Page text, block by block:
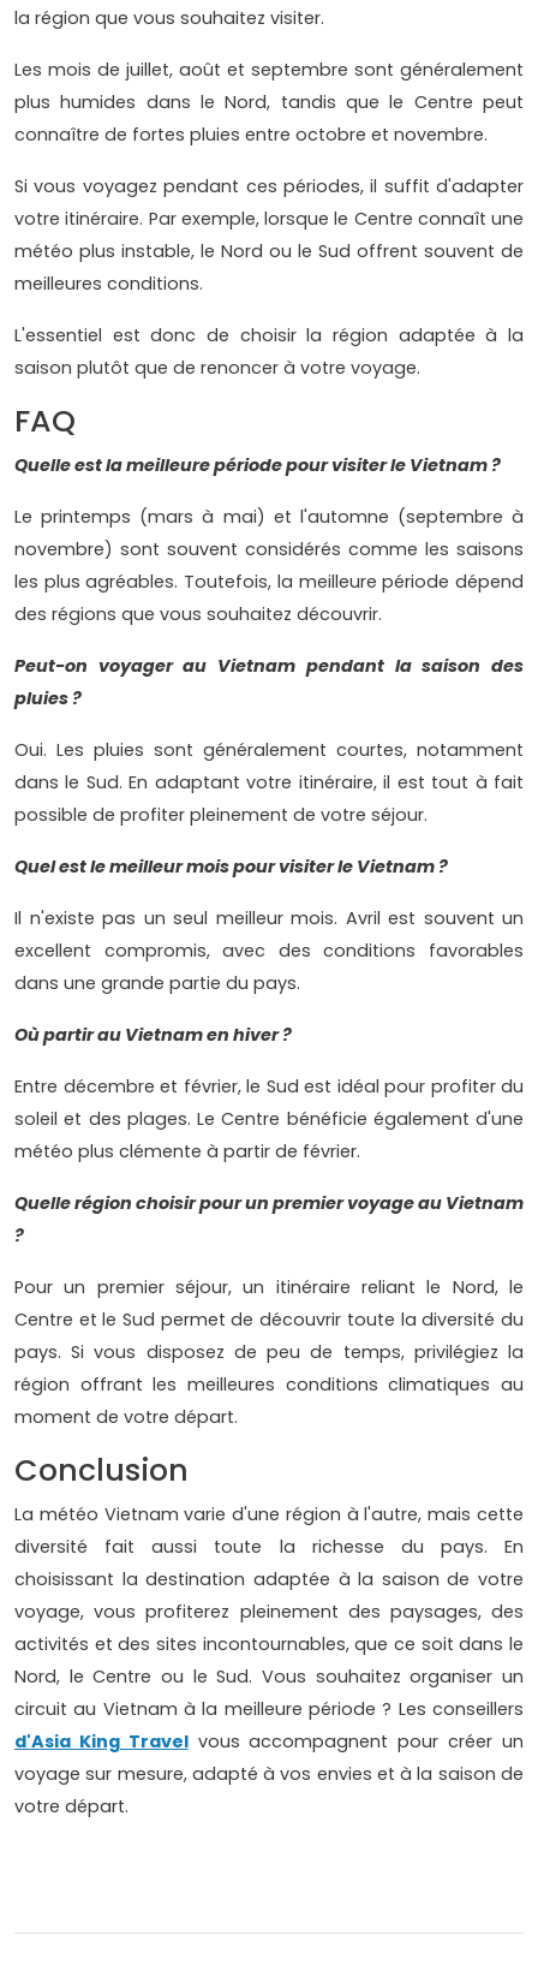
la région que vous souhaitez visiter.
Les mois de juillet, août et septembre sont généralement
plus humides dans le Nord, tandis que le Centre peut
connaître de fortes pluies entre octobre et novembre.
Si vous voyagez pendant ces périodes, il suffit d'adapter
votre itinéraire. Par exemple, lorsque le Centre connaît une
météo plus instable, le Nord ou le Sud offrent souvent de
meilleures conditions.
L'essentiel est donc de choisir la région adaptée à la
saison plutôt que de renoncer à votre voyage.
FAQ
Quelle est la meilleure période pour visiter le Vietnam ?
Le printemps (mars à mai) et l'automne (septembre à
novembre) sont souvent considérés comme les saisons
les plus agréables. Toutefois, la meilleure période dépend
des régions que vous souhaitez découvrir.
Peut-on voyager au Vietnam pendant la saison des
pluies ?
Oui. Les pluies sont généralement courtes, notamment
dans le Sud. En adaptant votre itinéraire, il est tout à fait
possible de profiter pleinement de votre séjour.
Quel est le meilleur mois pour visiter le Vietnam ?
Il n'existe pas un seul meilleur mois. Avril est souvent un
excellent compromis, avec des conditions favorables
dans une grande partie du pays.
Où partir au Vietnam en hiver ?
Entre décembre et février, le Sud est idéal pour profiter du
soleil et des plages. Le Centre bénéficie également d'une
météo plus clémente à partir de février.
Quelle région choisir pour un premier voyage au Vietnam
?
Pour un premier séjour, un itinéraire reliant le Nord, le
Centre et le Sud permet de découvrir toute la diversité du
pays. Si vous disposez de peu de temps, privilégiez la
région offrant les meilleures conditions climatiques au
moment de votre départ.
Conclusion
La météo Vietnam varie d'une région à l'autre, mais cette
diversité fait aussi toute la richesse du pays. En
choisissant la destination adaptée à la saison de votre
voyage, vous profiterez pleinement des paysages, des
activités et des sites incontournables, que ce soit dans le
Nord, le Centre ou le Sud. Vous souhaitez organiser un
circuit au Vietnam à la meilleure période ? Les conseillers
d'Asia King Travelvous accompagnent pour créer un
voyage sur mesure, adapté à vos envies et à la saison de
votre départ.